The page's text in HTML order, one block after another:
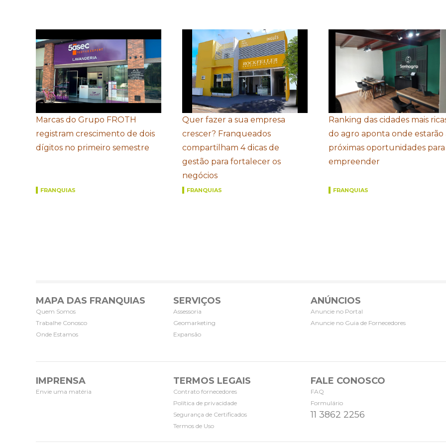
Marcas do Grupo FROTH
registram crescimento de dois
dígitos no primeiro semestre
FRANQUIAS
Quer fazer a sua empresa
crescer? Franqueados
compartilham 4 dicas de
gestão para fortalecer os
negócios
FRANQUIAS
Ranking das cidades mais
do agro aponta onde estarão
próximas oportunidades para
empreender
FRANQUIAS
MAPA DAS FRANQUIAS
Quem Somos
Trabalhe Conosco
Onde Estamos
SERVIÇOS
Assessoria
Geomarketing
Expansão
ANÚNCIOS
Anuncie no Portal
Anuncie no Guia de Fornecedores
IMPRENSA
Envie uma matéria
TERMOS LEGAIS
Contrato fornecedores
Política de privacidade
Segurança de Certificados
Termos de Uso
FALE CONOSCO
FAQ
Formulário
11 3862 2256